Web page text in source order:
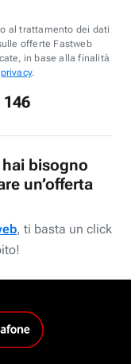
al trattamento dei dati
offerte Fastweb
in base alla finalità
.
bisogno
un’offerta
, ti basta un click